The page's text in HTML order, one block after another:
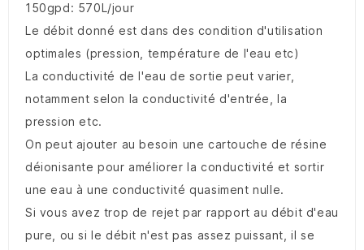
150gpd: 570L/jour
Le débit donné est dans des condition d'utilisation
optimales (pression, température de l'eau etc)
La conductivité de l'eau de sortie peut varier,
notamment selon la conductivité d'entrée, la
pression etc.
On peut ajouter au besoin une cartouche de résine
déionisante pour améliorer la conductivité et sortir
une eau à une conductivité quasiment nulle.
Si vous avez trop de rejet par rapport au débit d'eau
pure, ou si le débit n'est pas assez puissant, il se